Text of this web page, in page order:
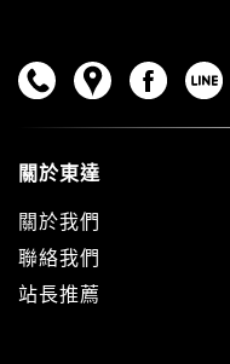
關於東達
關於我們
聯絡我們
站長推薦